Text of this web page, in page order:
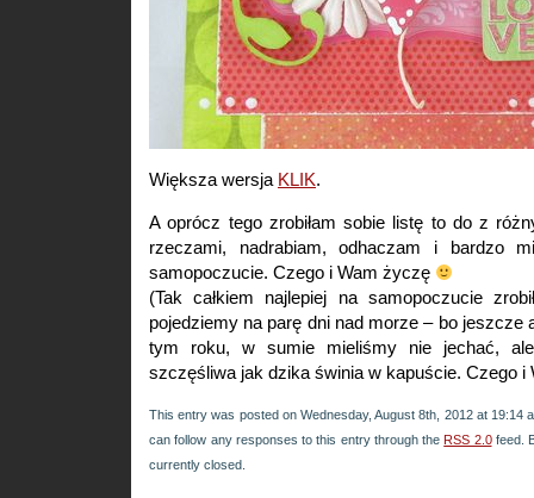
Większa wersja KLIK.
A oprócz tego zrobiłam sobie listę to do z
rzeczami, nadrabiam, odhaczam i bardzo
samopoczucie. Czego i Wam życzę
(Tak całkiem najlepiej na samopoczucie
pojedziemy na parę dni nad morze – bo jeszcze
tym roku, w sumie mieliśmy nie jechać,
szczęśliwa jak dzika świnia w kapuście. Czego i
This entry was posted on Wednesday, August 8th, 2012 at 19:14
can follow any responses to this entry through the RSS 2.0feed.
currently closed.